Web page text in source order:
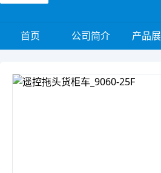
首页 公司简介 产品